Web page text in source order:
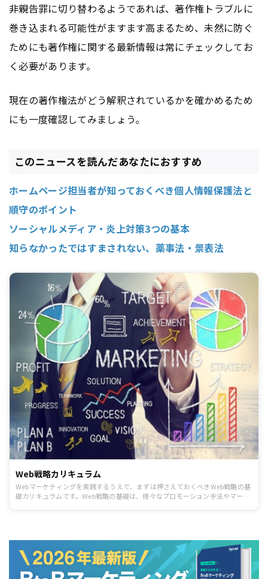
非親告罪に切り替わるようであれば、著作権トラブルに
巻き込まれる可能性がますます高まるため、未然に防ぐ
ためにも著作権に関する最新情報は常にチェックしてお
く必要があります。
現在の著作権法がどう解釈されているかを確かめるため
にも一度確認してみましょう。
このニュースを読んだあなたにおすすめ
ホームページ担当者が知っておくべき個人情報保護法と
順守のポイント
ソーシャルメディア・炎上対策3つの基本
知らなかったではすまされない、薬事法・景表法
Web戦略カリキュラム
Webマーケティングを実践するうえで、まずは押さえておくべきWeb戦略の基
礎カリキュラムです。Web戦略の基礎は、様々なプロモーション手法やマーケ